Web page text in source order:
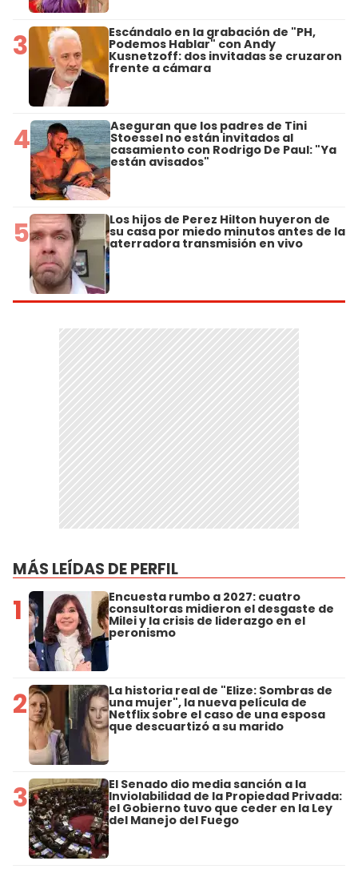
3 Escándalo en la grabación de "PH,
Podemos Hablar" con Andy
Kusnetzoff: dos invitadas se cruzaron
frente a cámara
4 Aseguran que los padres de Tini
Stoessel no están invitados al
casamiento con Rodrigo De Paul: "Ya
están avisados"
5 Los hijos de Perez Hilton huyeron de
su casa por miedo minutos antes de la
aterradora transmisión en vivo
MÁS LEÍDAS DE PERFIL
1 Encuesta rumbo a 2027: cuatro
consultoras midieron el desgaste de
Milei y la crisis de liderazgo en el
peronismo
2 La historia real de "Elize: Sombras de
una mujer", la nueva película de
Netflix sobre el caso de una esposa
que descuartizó a su marido
3 El Senado dio media sanción a la
Inviolabilidad de la Propiedad Privada:
el Gobierno tuvo que ceder en la Ley
del Manejo del Fuego